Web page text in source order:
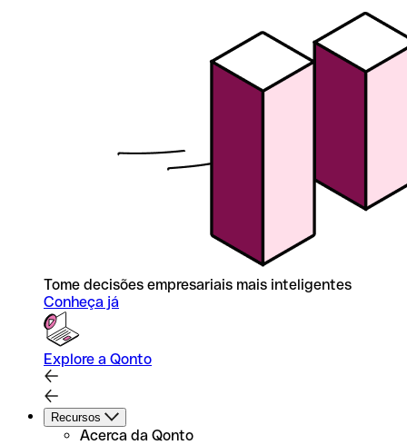
Tome decisões empresariais mais inteligentes
Conheça já
Explore a Qonto
Recursos
Acerca da Qonto